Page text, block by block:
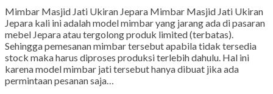
Mimbar Masjid Jati Ukiran Jepara Mimbar Masjid Jati Ukiran
Jepara kali ini adalah model mimbar yang jarang ada di pasaran
mebel Jepara atau tergolong produk limited (terbatas).
Sehingga pemesanan mimbar tersebut apabila tidak tersedia
stock maka harus diproses produksi terlebih dahulu. Hal ini
karena model mimbar jati tersebut hanya dibuat jika ada
permintaan pesanan saja…